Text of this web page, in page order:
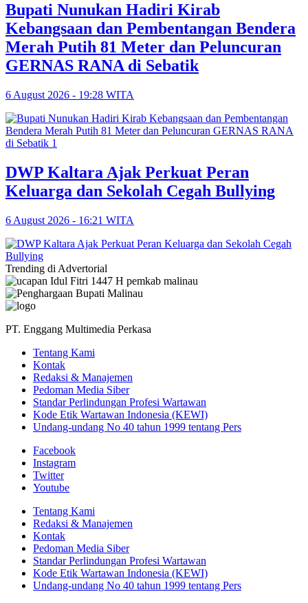
Bupati Nunukan Hadiri Kirab
Kebangsaan dan Pembentangan Bendera
Merah Putih 81 Meter dan Peluncuran
GERNAS RANA di Sebatik
6 August 2026 - 19:28 WITA
DWP Kaltara Ajak Perkuat Peran
Keluarga dan Sekolah Cegah Bullying
6 August 2026 - 16:21 WITA
Trending di Advertorial
PT. Enggang Multimedia Perkasa
Tentang Kami
Kontak
Redaksi & Manajemen
Pedoman Media Siber
Standar Perlindungan Profesi Wartawan
Kode Etik Wartawan Indonesia (KEWI)
Undang-undang No 40 tahun 1999 tentang Pers
Facebook
Instagram
Twitter
Youtube
Tentang Kami
Redaksi & Manajemen
Kontak
Pedoman Media Siber
Standar Perlindungan Profesi Wartawan
Kode Etik Wartawan Indonesia (KEWI)
Undang-undang No 40 tahun 1999 tentang Pers